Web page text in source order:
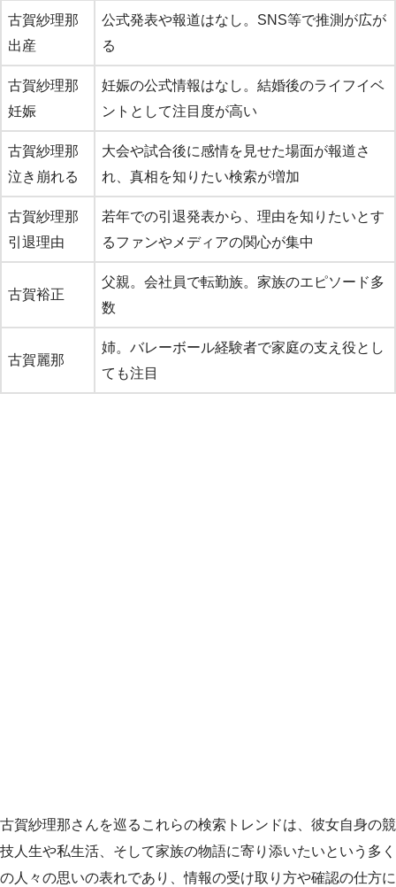
古賀紗理那
出産
公式発表や報道はなし。SNS等で推測が広が
る
古賀紗理那
妊娠
妊娠の公式情報はなし。結婚後のライフイベ
ントとして注目度が高い
古賀紗理那
泣き崩れる
大会や試合後に感情を見せた場面が報道さ
れ、真相を知りたい検索が増加
古賀紗理那
引退理由
若年での引退発表から、理由を知りたいとす
るファンやメディアの関心が集中
古賀裕正
父親。会社員で転勤族。家族のエピソード多
数
古賀麗那
姉。バレーボール経験者で家庭の支え役とし
ても注目
古賀紗理那さんを巡るこれらの検索トレンドは、彼女自身の競
技人生や私生活、そして家族の物語に寄り添いたいという多く
の人々の思いの表れであり、情報の受け取り方や確認の仕方に